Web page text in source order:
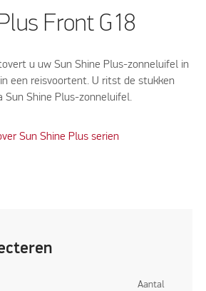
Front G18
u uw Sun Shine Plus-zonneluifel in
een reisvoortent. U ritst de stukken
Sun Shine Plus-zonneluifel.
Sun Shine Plus serien
Aantal